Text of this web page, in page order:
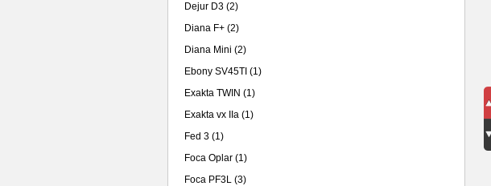
Dejur D3 (2)
Diana F+ (2)
Diana Mini (2)
Ebony SV45TI (1)
Exakta TWIN (1)
Exakta vx IIa (1)
Fed 3 (1)
Foca Oplar (1)
Foca PF3L (3)